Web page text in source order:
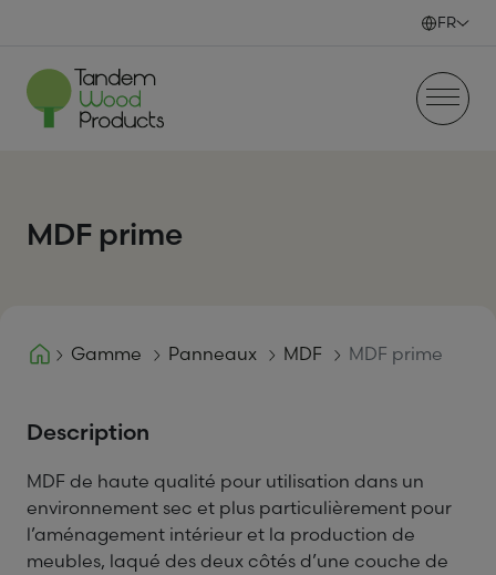
FR
MDF prime
Gamme Panneaux MDF MDF prime
Description
MDF de haute qualité pour utilisation dans un
environnement sec et plus particulièrement pour
l’aménagement intérieur et la production de
meubles, laqué des deux côtés d’une couche de